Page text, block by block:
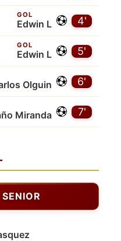
4'
GOL
Edwin L
5'
GOL
Edwin L
6'
Olguin
7'
Miranda